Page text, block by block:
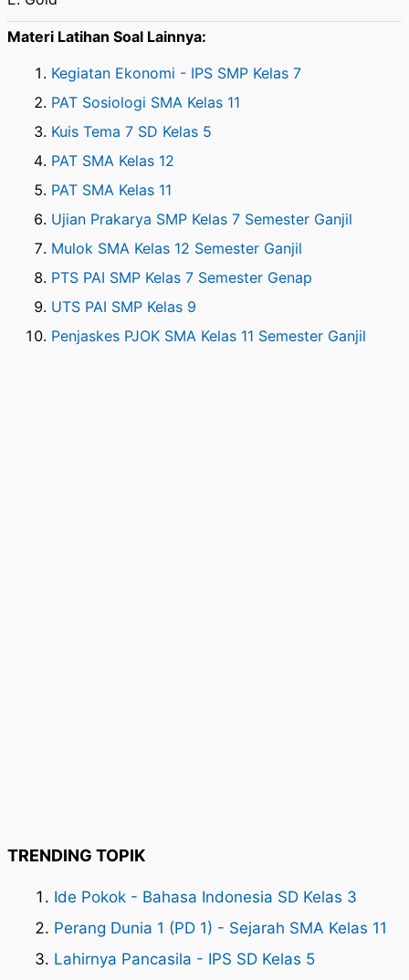
Materi Latihan Soal Lainnya:
Kegiatan Ekonomi - IPS SMP Kelas 7
PAT Sosiologi SMA Kelas 11
Kuis Tema 7 SD Kelas 5
PAT SMA Kelas 12
PAT SMA Kelas 11
Ujian Prakarya SMP Kelas 7 Semester Ganjil
Mulok SMA Kelas 12 Semester Ganjil
PTS PAI SMP Kelas 7 Semester Genap
UTS PAI SMP Kelas 9
Penjaskes PJOK SMA Kelas 11 Semester Ganjil
TRENDING TOPIK
Ide Pokok - Bahasa Indonesia SD Kelas 3
Perang Dunia 1 (PD 1) - Sejarah SMA Kelas 11
Lahirnya Pancasila - IPS SD Kelas 5